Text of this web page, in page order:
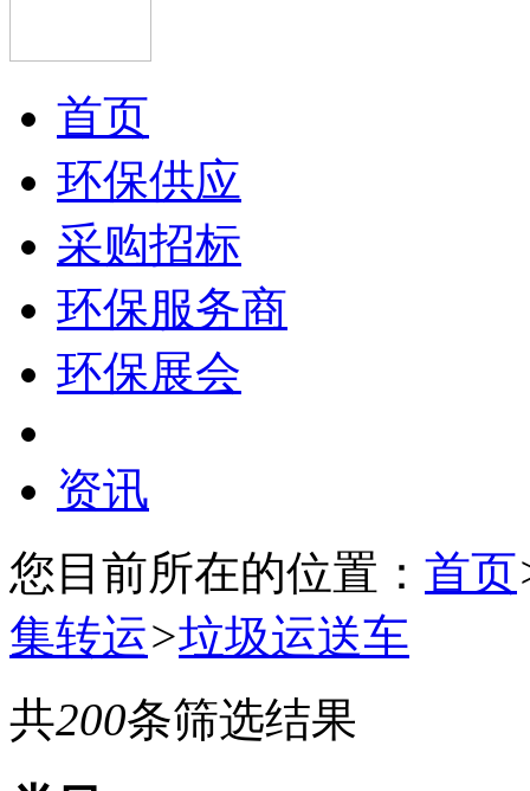
首页
环保供应
采购招标
环保服务商
环保展会
资讯
您目前所在的位置： 首页
集转运>垃圾运送车
共200条筛选结果